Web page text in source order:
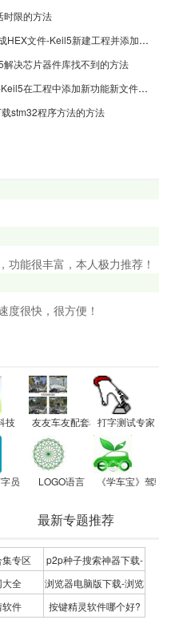
时限的方法
Keil5怎么新建工程并添加汇编文件生成HEX文件-Keil5新建工程并添加汇编文件生成HEX文件的方法
决芯片器件库找不到的方法
Keil5怎么在工程中添加新功能新文件-Keil5在工程中添加新功能新文件的方法
stm32程序方法的方法
功能很丰富，本人极力推荐！
度很快，很方便！
技 友友车友配套模拟学车软件
打字测试专家
员 LOGO语言 《学车宝》驾驶
最新专题推荐
集专区
p2p种子搜索神器下载-
P2P种子搜索神器专题
大全
浏览器电脑版下载-浏览
器下载合集
软件
按键精灵软件哪个好?